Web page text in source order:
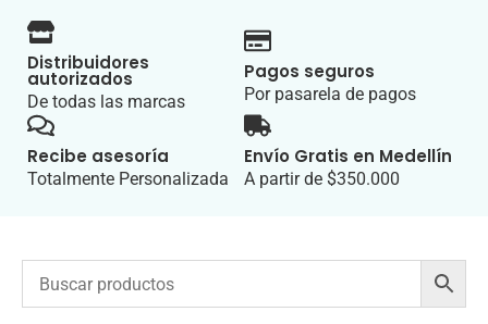
Distribuidores
autorizados
De todas las marcas
Pagos seguros
Por pasarela de pagos
Recibe asesoría
Totalmente Personalizada
Envío Gratis en Medellín
A partir de $350.000